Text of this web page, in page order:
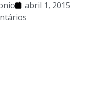
abril 1, 2015